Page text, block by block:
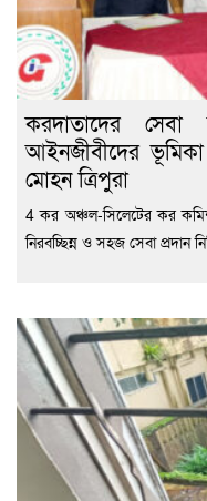
করদাতাদের
আইনজীবীদের
মোহন ত্রিপুরা
4 কর অঞ্চল-সিলেটের কর
নিরবচ্ছিন্ন ও সহজ সেবা প্রদান